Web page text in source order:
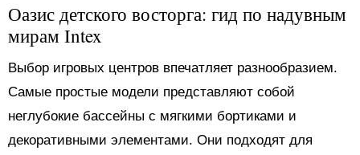
Оазис детского восторга: гид по надувным
мирам Intex
Выбор игровых центров впечатляет разнообразием.
Самые простые модели представляют собой
неглубокие бассейны с мягкими бортиками и
декоративными элементами. Они подходят для